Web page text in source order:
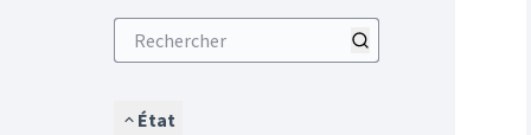
État